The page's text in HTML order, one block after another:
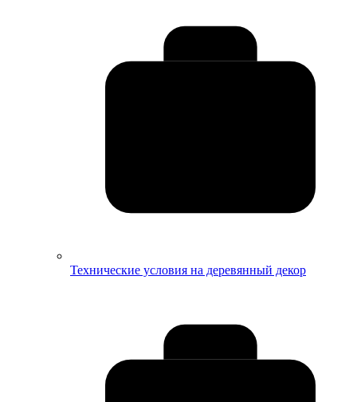
Технические условия на деревянный декор